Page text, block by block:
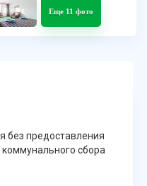
Еще 11 фото
без предоставления
сбора